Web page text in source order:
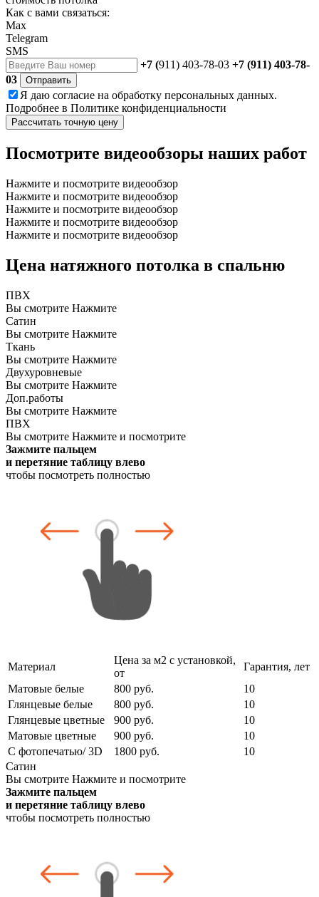
Как с вами связаться:
Max
Telegram
SMS
+7 (911) 403-78-03 +7 (911) 403-78-
03
Отправить
Я даю согласие на обработку персональных данных.
Подробнее в Политике конфиденциальности
Рассчитать точную цену
Посмотрите видеообзоры наших работ
Нажмите и посмотрите видеообзор
Нажмите и посмотрите видеообзор
Нажмите и посмотрите видеообзор
Нажмите и посмотрите видеообзор
Нажмите и посмотрите видеообзор
Цена натяжного потолка в спальню
ПВХ
Вы смотрите Нажмите
Сатин
Вы смотрите Нажмите
Ткань
Вы смотрите Нажмите
Двухуровневые
Вы смотрите Нажмите
Доп.работы
Вы смотрите Нажмите
ПВХ
Вы смотрите Нажмите и посмотрите
Зажмите пальцем
и перетяние таблицу влево
чтобы посмотреть полностью
Материал
Цена за м2 с установкой,
от
Гарантия, лет
Матовые белые
800 руб.
10
Глянцевые белые
800 руб.
10
Глянцевые цветные
900 руб.
10
Матовые цветные
900 руб.
10
С фотопечатью/ 3D
1800 руб.
10
Сатин
Вы смотрите Нажмите и посмотрите
Зажмите пальцем
и перетяние таблицу влево
чтобы посмотреть полностью